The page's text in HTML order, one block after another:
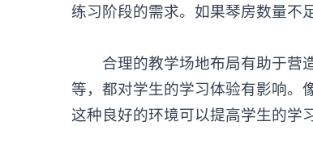
练习阶段的需求。如果琴房数量不
合理的教学场地布局有助于营造
等，都对学生的学习体验有影响。
这种良好的环境可以提高学生的学